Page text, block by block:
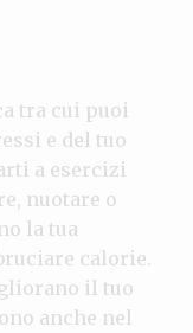
tra cui puoi
e del tuo
a esercizi
nuotare o
la tua
calorie.
il tuo
anche nel